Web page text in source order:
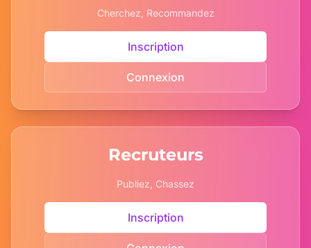
Cherchez, Recommandez
Inscription
Connexion
Recruteurs
Publiez, Chassez
Inscription